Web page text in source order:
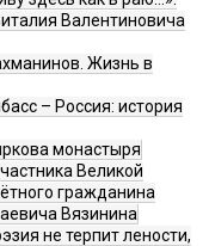
Валентиновича
Жизнь в
– Россия: история
монастыря
Великой
гражданина
Вязинина
не терпит лености,